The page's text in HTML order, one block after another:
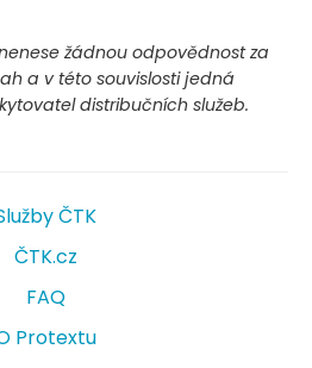
žádnou odpovědnost za
a v této souvislosti jedná
distribučních služeb.
ČTK
ČTK.cz
FAQ
Protextu